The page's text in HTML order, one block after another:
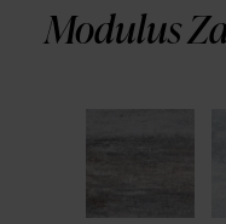
Modulus